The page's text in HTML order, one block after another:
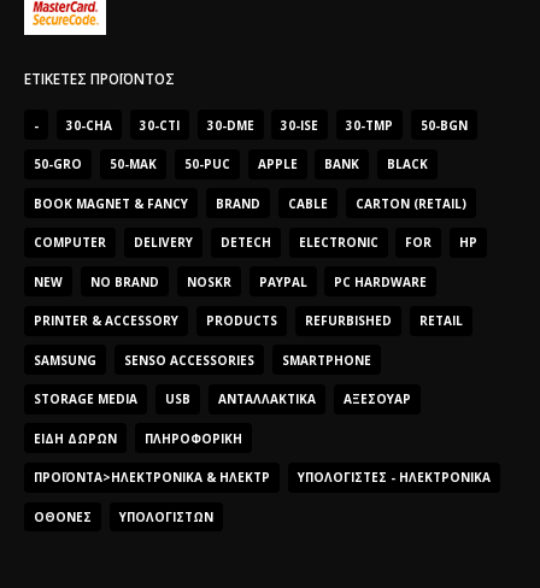
ΕΤΙΚΈΤΕΣ ΠΡΟΪΌΝΤΟΣ
- 30-CHA 30-CTI 30-DME 30-ISE 30-TMP 50-BGN
50-GRO 50-MAK 50-PUC APPLE BANK BLACK
BOOK MAGNET & FANCY BRAND CABLE CARTON (RETAIL)
COMPUTER DELIVERY DETECH ELECTRONIC FOR HP
NEW NO BRAND NOSKR PAYPAL PC HARDWARE
PRINTER & ACCESSORY PRODUCTS REFURBISHED RETAIL
SAMSUNG SENSO ACCESSORIES SMARTPHONE
STORAGE MEDIA USB ΑΝΤΑΛΛΑΚΤΙΚΆ ΑΞΕΣΟΥΆΡ
ΕΊΔΗ ΔΏΡΩΝ ΠΛΗΡΟΦΟΡΙΚΉ
ΠΡΟΪΌΝΤΑ>ΗΛΕΚΤΡΟΝΙΚΆ & ΗΛΕΚΤΡ ΥΠΟΛΟΓΙΣΤΈΣ - ΗΛΕΚΤΡΟΝΙΚΆ
ΟΘΌΝΕΣ ΥΠΟΛΟΓΙΣΤΏΝ